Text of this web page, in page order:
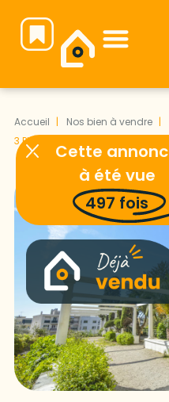
Accueil
Nos bien à vendre
3 PIECES – PARC – PARKING
Cette
à été vue
497 fois